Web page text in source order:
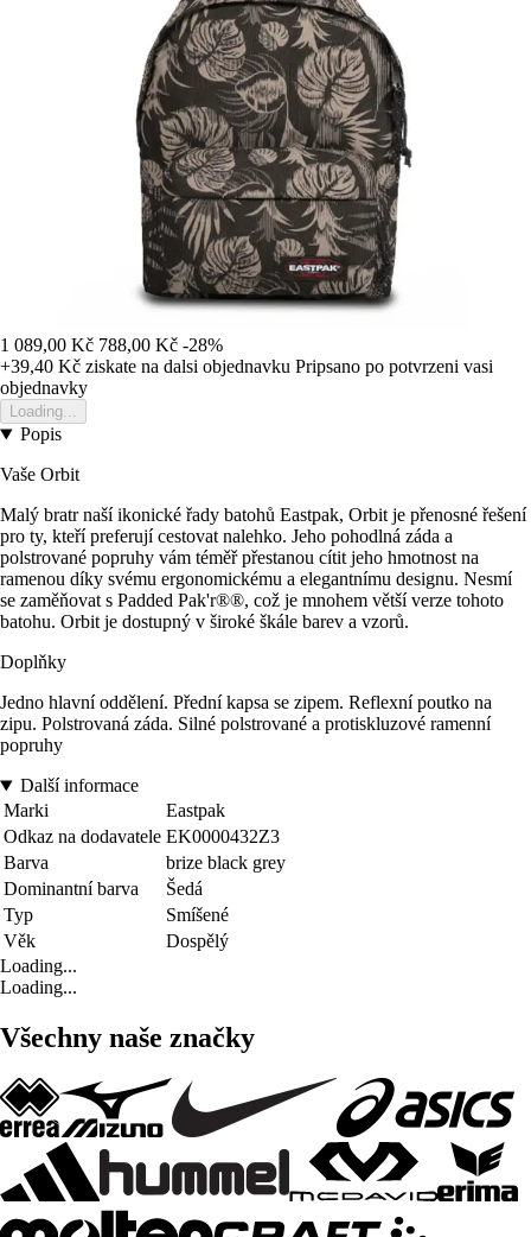
1 089,00 Kč 788,00 Kč -28%
+39,40 Kč ziskate na dalsi objednavku Pripsano po potvrzeni vasi
objednavky
Loading...
Popis
Vaše Orbit
Malý bratr naší ikonické řady batohů Eastpak, Orbit je přenosné řešení
pro ty, kteří preferují cestovat nalehko. Jeho pohodlná záda a
polstrované popruhy vám téměř přestanou cítit jeho hmotnost na
ramenou díky svému ergonomickému a elegantnímu designu. Nesmí
se zaměňovat s Padded Pak'r®®, což je mnohem větší verze tohoto
batohu. Orbit je dostupný v široké škále barev a vzorů.
Doplňky
Jedno hlavní oddělení. Přední kapsa se zipem. Reflexní poutko na
zipu. Polstrovaná záda. Silné polstrované a protiskluzové ramenní
popruhy
Další informace
Marki
Eastpak
Odkaz na dodavatele EK0000432Z3
Barva
brize black grey
Dominantní barva
Šedá
Typ
Smíšené
Věk
Dospělý
Loading...
Loading...
Všechny naše značky